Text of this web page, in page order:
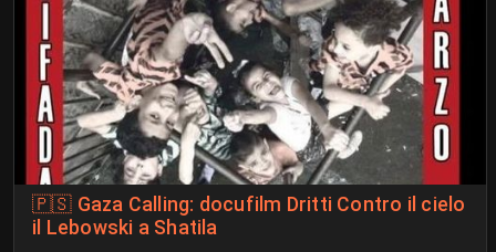
🇵🇸 Gaza Calling: docufilm Dritti Contro il cielo
il Lebowski a Shatila